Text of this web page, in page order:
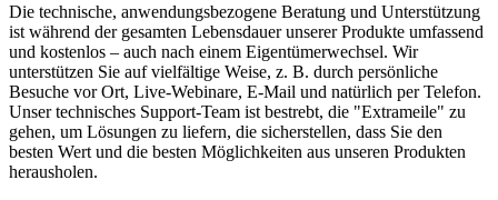
Die technische, anwendungsbezogene Beratung und Unterstützung
ist während der gesamten Lebensdauer unserer Produkte umfassend
und kostenlos – auch nach einem Eigentümerwechsel. Wir
unterstützen Sie auf vielfältige Weise, z. B. durch persönliche
Besuche vor Ort, Live-Webinare, E-Mail und natürlich per Telefon.
Unser technisches Support-Team ist bestrebt, die "Extrameile" zu
gehen, um Lösungen zu liefern, die sicherstellen, dass Sie den
besten Wert und die besten Möglichkeiten aus unseren Produkten
herausholen.